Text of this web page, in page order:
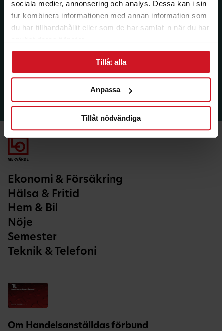
sociala medier, annonsering och analys. Dessa kan i sin
tur kombinera informationen med annan information som
du har tillhandahållit eller som de har samlat in när du har
Tillåt alla
Anpassa
Tillåt nödvändiga
Ekonomi & Försäkring
Hälsa & Fritid
Hem & Bil
Nöje
Semester
Teknik & Telefoni
Om Handelsanställdas förbund